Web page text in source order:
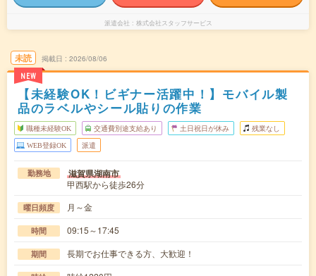
派遣会社 株式会社スタッフサービス
未読
NEW
掲載日 2026/08/06
【未経験OK！ビギナー活躍中！】モバイル製
品のラベルやシール貼りの作業
職種未経験OK 交通費別途支給あり 土日祝日が休み 残業なし
WEB登録OK 派遣
勤務地 滋賀県湖南市
甲西駅から徒歩26分
曜日頻度 月～金
時間 09:15～17:45
期間 長期でお仕事できる方、大歓迎！